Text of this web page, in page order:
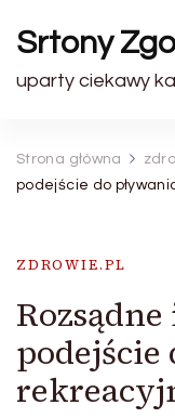
Srtony
uparty ciekawy
Strona główna
podejście do
ZDROWIE.PL
podejście